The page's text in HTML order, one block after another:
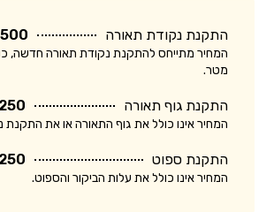
התקנת נקודת תאורה 500 ₪ - 300 ₪
מטר.
התקנת גוף תאורה 250 ₪ - 100 ₪
המחיר אינו כולל את גוף התאורה או את
התקנת ספוט 250 ₪ - 100 ₪
המחיר אינו כולל את עלות הביקור והספוט.